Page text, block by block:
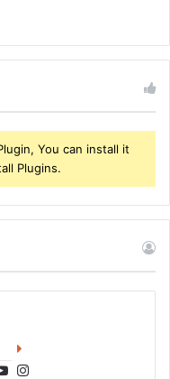
You can install it
Plugins.
YouTube